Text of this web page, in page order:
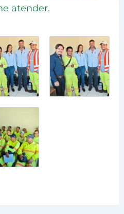
atender.